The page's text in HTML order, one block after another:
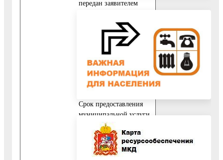
передан заявителем
многофункциональный
центр, исчисляется со
дня регистрации
запроса на получение
муниципальной услуги
в Управлении
образования.
Срок предоставления
муниципальной услуги
исчисляется без учета
сроков
приостановления
предоставления